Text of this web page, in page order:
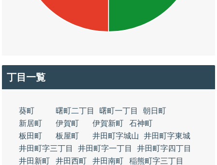
丁目一覧
葵町 曙町二丁目 曙町一丁目
朝日町
新居町
伊賀町 伊賀新町
石神町
板田町
板屋町 井田町字城山
井田町字東城
井田町字三丁目
井田町字一丁目
井田町字四丁目
井田新町
井田西町 井田南町 稲熊町字三丁目